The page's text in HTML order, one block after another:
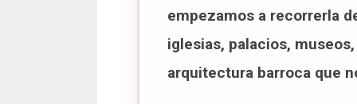
empezamos a recorrerla
iglesias, palacios,
arquitectura barroca que